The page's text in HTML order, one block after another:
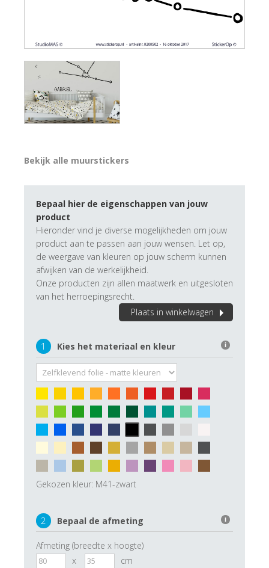
Bekijk alle muurstickers
Bepaal hier de eigenschappen van jouw
product
Hieronder vind je diverse mogelijkheden om jouw
product aan te passen aan jouw wensen. Let op,
de weergave van kleuren op jouw scherm kunnen
afwijken van de werkelijkheid.
Onze producten zijn allen maatwerk en uitgesloten
van het herroepingsrecht.
Plaats in winkelwagen
1 Kies het materiaal en kleur i
Gekozen kleur: M41-zwart
2 Bepaal de afmeting i
Afmeting (breedte x hoogte)
x
cm